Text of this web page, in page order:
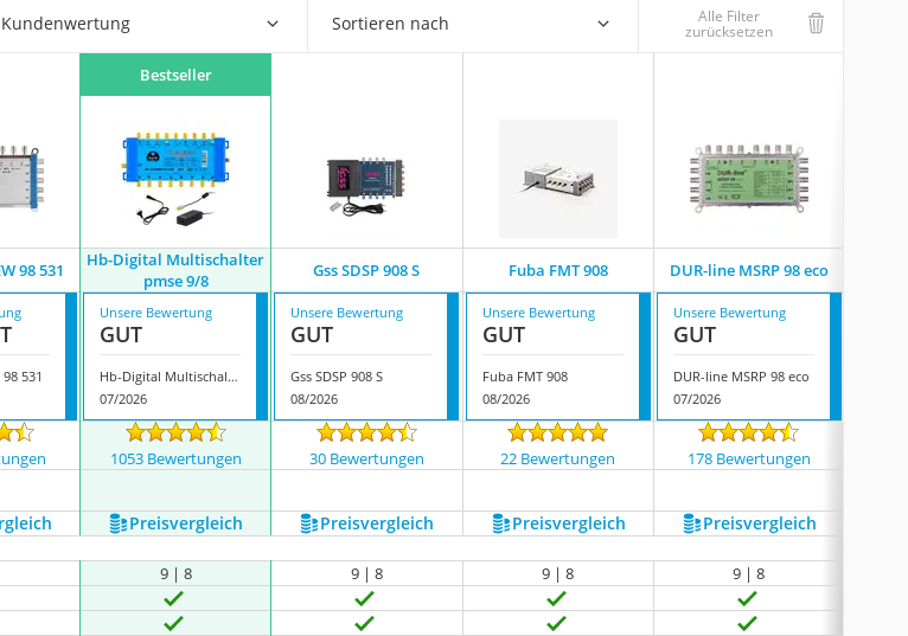
Kundenwertung Sortieren nach Alle Filter
zurücksetzen
Bestseller
98 531
Hb-Digital Multischalter
pmse 9/8
Gss SDSP 908 S Fuba FMT 908 DUR-line MSRP 98 eco
531
Unsere Bewertung
GUT
Hb-Digital Multischalter pmse 9/8
07/2026
Unsere Bewertung
GUT
Gss SDSP 908 S
08/2026
Unsere Bewertung
GUT
Fuba FMT 908
08/2026
Unsere Bewertung
GUT
DUR-line MSRP 98 eco
07/2026
1053 Bewertungen 30 Bewertungen 22 Bewertungen 178 Bewertungen
Preis­vergleich Preis­vergleich Preis­vergleich Preis­vergleich
9 | 8 9 | 8 9 | 8
9 | 8